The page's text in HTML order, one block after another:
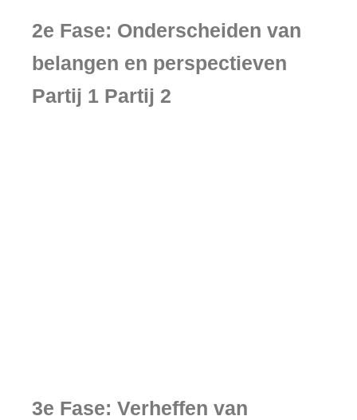
2e Fase: Onderscheiden van
belangen en perspectieven
Partij 1 Partij 2
3e Fase: Verheffen van